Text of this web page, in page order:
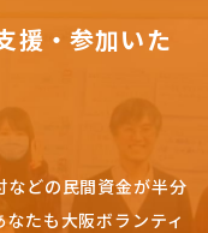
援・参加いた
などの民間資金が半分
なたも大阪ボランティ